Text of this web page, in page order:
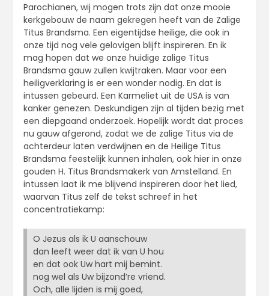
Parochianen, wij mogen trots zijn dat onze mooie
kerkgebouw de naam gekregen heeft van de Zalige
Titus Brandsma. Een eigentijdse heilige, die ook in
onze tijd nog vele gelovigen blijft inspireren. En ik
mag hopen dat we onze huidige zalige Titus
Brandsma gauw zullen kwijtraken. Maar voor een
heiligverklaring is er een wonder nodig. En dat is
intussen gebeurd. Een Karmeliet uit de USA is van
kanker genezen. Deskundigen zijn al tijden bezig met
een diepgaand onderzoek. Hopelijk wordt dat proces
nu gauw afgerond, zodat we de zalige Titus via de
achterdeur laten verdwijnen en de Heilige Titus
Brandsma feestelijk kunnen inhalen, ook hier in onze
gouden H. Titus Brandsmakerk van Amstelland. En
intussen laat ik me blijvend inspireren door het lied,
waarvan Titus zelf de tekst schreef in het
concentratiekamp:
O Jezus als ik U aanschouw
dan leeft weer dat ik van U hou
en dat ook Uw hart mij bemint.
nog wel als Uw bijzond’re vriend.
Och, alle lijden is mij goed,